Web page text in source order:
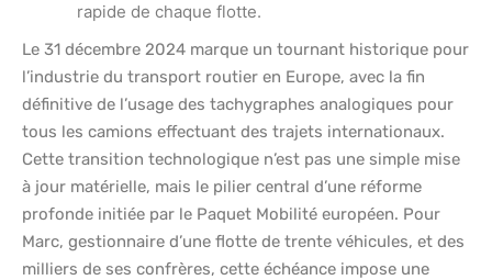
rapide de chaque flotte.
Le 31 décembre 2024 marque un tournant historique pour
l’industrie du transport routier en Europe, avec la fin
définitive de l’usage des tachygraphes analogiques pour
tous les camions effectuant des trajets internationaux.
Cette transition technologique n’est pas une simple mise
à jour matérielle, mais le pilier central d’une réforme
profonde initiée par le Paquet Mobilité européen. Pour
Marc, gestionnaire d’une flotte de trente véhicules, et des
milliers de ses confrères, cette échéance impose une